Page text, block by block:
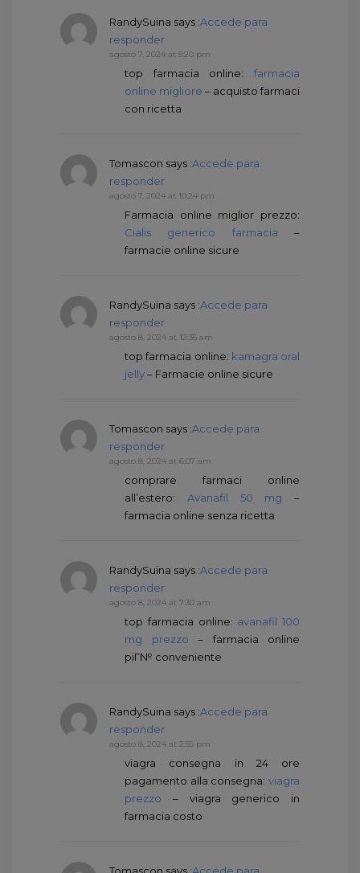
RandySuina says :Accede para
responder
agosto 7, 2024 at 5:20 pm
top farmacia online: farmacia
online migliore – acquisto farmaci
con ricetta
Tomascon says :Accede para
responder
agosto 7, 2024 at 10:24 pm
Farmacia online miglior prezzo:
Cialis generico farmacia –
farmacie online sicure
RandySuina says :Accede para
responder
agosto 8, 2024 at 12:35 am
top farmacia online: kamagra oral
jelly– Farmacie online sicure
Tomascon says :Accede para
responder
agosto 8, 2024 at 6:07 am
comprare farmaci online
all’estero: Avanafil 50 mg –
farmacia online senza ricetta
RandySuina says :Accede para
responder
agosto 8, 2024 at 7:30 am
top farmacia online: avanafil 100
mg prezzo – farmacia online
piГ№ conveniente
RandySuina says :Accede para
responder
agosto 8, 2024 at 2:55 pm
viagra consegna in 24 ore
pagamento alla consegna: viagra
prezzo – viagra generico in
farmacia costo